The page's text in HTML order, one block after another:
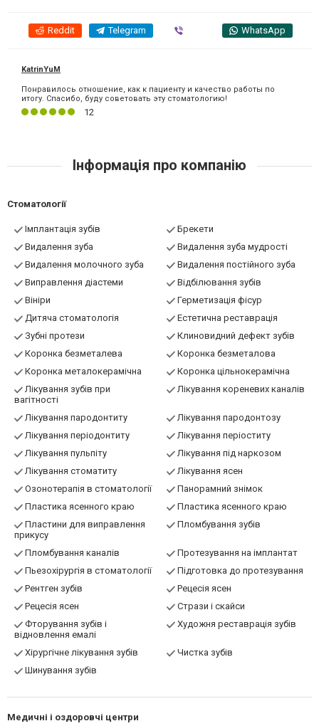
Reddit Telegram WhatsApp
KatrinYuM
Понравилось отношение, как к пациенту и качество работы по
итогу. Спасибо, буду советовать эту стоматологию!
12
Інформація про компанію
Стоматології
Імплантація зубів
Брекети
Видалення зуба
Видалення зуба мудрості
Видалення молочного зуба
Видалення постійного зуба
Виправлення діастеми
Відбілювання зубів
Вініри
Герметизація фісур
Дитяча стоматологія
Естетична реставрація
Зубні протези
Клиновидний дефект зубів
Коронка безметалева
Коронка безметалова
Коронка металокерамічна
Коронка цільнокерамічна
Лікування зубів при
вагітності
Лікування кореневих каналів
Лікування пародонтиту
Лікування пародонтозу
Лікування періодонтиту
Лікування періоститу
Лікування пульпіту
Лікування під наркозом
Лікування стоматиту
Лікування ясен
Озонотерапія в стоматології
Панорамний знімок
Пластика ясенного краю
Пластика ясенного краю
Пластини для виправлення
прикусу
Пломбування зубів
Пломбування каналів
Протезування на імплантат
Пьезохірургія в стоматології
Підготовка до протезування
Рентген зубів
Рецесія ясен
Рецесія ясен
Стрази і скайси
Фторування зубів і
відновлення емалі
Художня реставрація зубів
Хірургічне лікування зубів
Чистка зубів
Шинування зубів
Медичні і оздоровчі центри